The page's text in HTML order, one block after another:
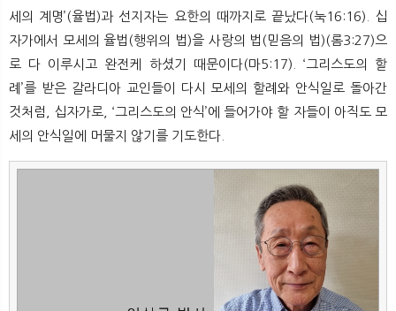
세의 계명’(율법)과 선지자는 요한의 때까지로 끝났다(눅16:16). 십
자가에서 모세의 율법(행위의 법)을 사랑의 법(믿음의 법)(롬3:27)으
로 다 이루시고 완전케 하셨기 때문이다(마5:17). ‘그리스도의 할
례’를 받은 갈라디아 교인들이 다시 모세의 할례와 안식일로 돌아간
것처럼, 십자가로, ‘그리스도의 안식’에 들어가야 할 자들이 아직도 모
세의 안식일에 머물지 않기를 기도한다.